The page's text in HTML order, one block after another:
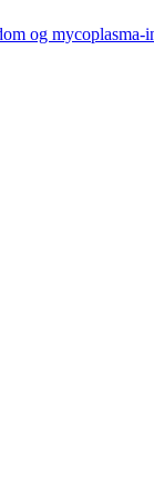
og mycoplasma-